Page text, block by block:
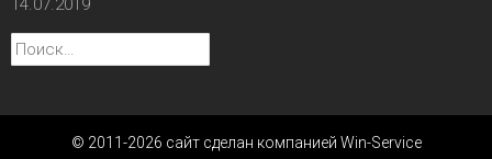
14.07.2019
Найти:
© 2011-2026 сайт сделан компанией Win-Service